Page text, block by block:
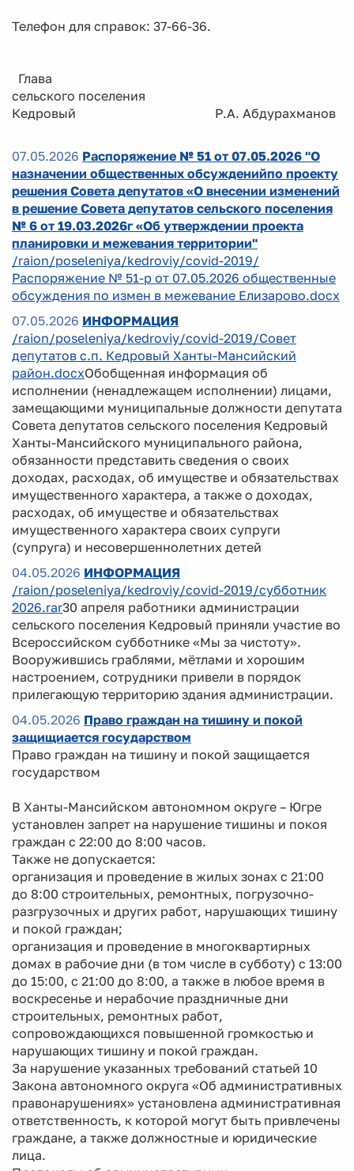
Телефон для справок: 37-66-36.
Глава
сельского поселения
Кедровый Р.А. Абдурахманов
07.05.2026 Распоряжение № 51 от 07.05.2026 "О
назначении общественных обсужденийпо проекту
решения Совета депутатов «О внесении изменений
в решение Совета депутатов сельского поселения
№ 6 от 19.03.2026г «Об утверждении проекта
планировки и межевания территории"
/raion/poseleniya/kedroviy/covid-2019/
Распоряжение № 51-р от 07.05.2026 общественные
обсуждения по измен в межевание Елизарово.docx
07.05.2026 ИНФОРМАЦИЯ
/raion/poseleniya/kedroviy/covid-2019/Совет
депутатов с.п. Кедровый Ханты-Мансийский
район.docxОбобщенная информация об
исполнении (ненадлежащем исполнении) лицами,
замещающими муниципальные должности депутата
Совета депутатов сельского поселения Кедровый
Ханты-Мансийского муниципального района,
обязанности представить сведения о своих
доходах, расходах, об имуществе и обязательствах
имущественного характера, а также о доходах,
расходах, об имуществе и обязательствах
имущественного характера своих супруги
(супруга) и несовершеннолетних детей
04.05.2026 ИНФОРМАЦИЯ
/raion/poseleniya/kedroviy/covid-2019/субботник
2026.rar30 апреля работники администрации
сельского поселения Кедровый приняли участие во
Всероссийском субботнике «Мы за чистоту».
Вооружившись граблями, мётлами и хорошим
настроением, сотрудники привели в порядок
прилегающую территорию здания администрации.
04.05.2026 Право граждан на тишину и покой
защищиается государством
Право граждан на тишину и покой защищается
государством
В Ханты-Мансийском автономном округе – Югре
установлен запрет на нарушение тишины и покоя
граждан с 22:00 до 8:00 часов.
Также не допускается:
организация и проведение в жилых зонах с 21:00
до 8:00 строительных, ремонтных, погрузочно-
разгрузочных и других работ, нарушающих тишину
и покой граждан;
организация и проведение в многоквартирных
домах в рабочие дни (в том числе в субботу) с 13:00
до 15:00, с 21:00 до 8:00, а также в любое время в
воскресенье и нерабочие праздничные дни
строительных, ремонтных работ,
сопровождающихся повышенной громкостью и
нарушающих тишину и покой граждан.
За нарушение указанных требований статьей 10
Закона автономного округа «Об административных
правонарушениях» установлена административная
ответственность, к которой могут быть привлечены
граждане, а также должностные и юридические
лица.